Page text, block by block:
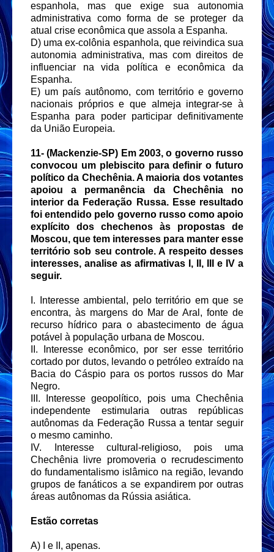
espanhola, mas que exige sua autonomia
administrativa como forma de se proteger da
atual crise econômica que assola a Espanha.
D) uma ex-colônia espanhola, que reivindica sua
autonomia administrativa, mas com direitos de
influenciar na vida política e econômica da
Espanha.
E) um país autônomo, com território e governo
nacionais próprios e que almeja integrar-se à
Espanha para poder participar definitivamente
da União Europeia.
11- (Mackenzie-SP) Em 2003, o governo russo
convocou um plebiscito para definir o futuro
político da Chechênia. A maioria dos votantes
apoiou a permanência da Chechênia no
interior da Federação Russa. Esse resultado
foi entendido pelo governo russo como apoio
explícito dos chechenos às propostas de
Moscou, que tem interesses para manter esse
território sob seu controle. A respeito desses
interesses, analise as afirmativas I, II, III e IV a
seguir.
I. Interesse ambiental, pelo território em que se
encontra, às margens do Mar de Aral, fonte de
recurso hídrico para o abastecimento de água
potável à população urbana de Moscou.
II. Interesse econômico, por ser esse território
cortado por dutos, levando o petróleo extraído na
Bacia do Cáspio para os portos russos do Mar
Negro.
III. Interesse geopolítico, pois uma Chechênia
independente estimularia outras repúblicas
autônomas da Federação Russa a tentar seguir
o mesmo caminho.
IV. Interesse cultural-religioso, pois uma
Chechênia livre promoveria o recrudescimento
do fundamentalismo islâmico na região, levando
grupos de fanáticos a se expandirem por outras
áreas autônomas da Rússia asiática.
Estão corretas
A) I e II, apenas.